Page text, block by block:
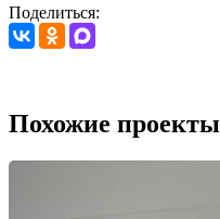
Поделиться:
Похожие проекты